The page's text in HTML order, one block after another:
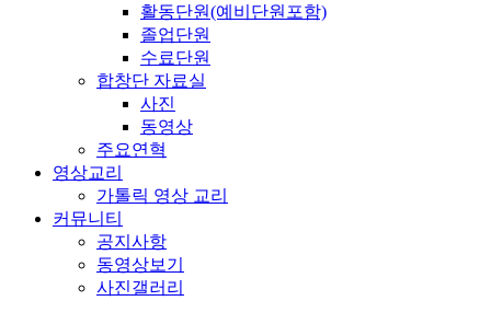
활동단원(예비단원포함)
졸업단원
수료단원
합창단 자료실
사진
동영상
주요연혁
영상교리
가톨릭 영상 교리
커뮤니티
공지사항
동영상보기
사진갤러리